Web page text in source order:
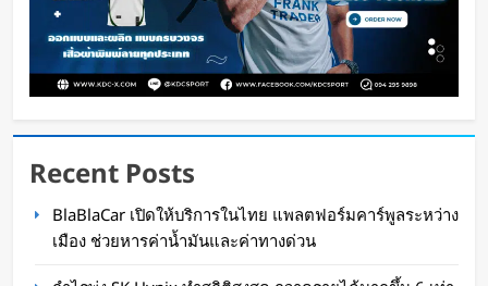
ทีมนักศึกษาจากเนเธอร์แลนด์เปิดตัว Stella Juva
รถพยาบาลพลังงานแสงอาทิตย์คันแรกของโลก วิ่ง
Recent Posts
BlaBlaCar เปิดให้บริการในไทย แพลตฟอร์มคาร์พูลระหว่าง
เมือง ช่วยหารค่าน้ำมันและค่าทางด่วน